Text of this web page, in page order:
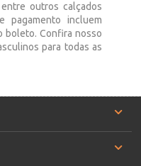
outros calçados
pagamento incluem
boleto. Confira nosso
para todas as